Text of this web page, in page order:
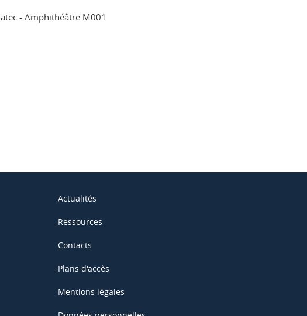
- Amphithéâtre M001
Actualités
Ressources
Contacts
Plans d'accès
Mentions légales